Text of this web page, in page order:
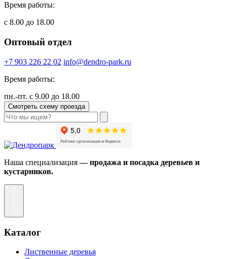
Время работы:
с 8.00 до 18.00
Оптовый отдел
+7 903 226 22 02 info@dendro-park.ru
Время работы:
пн.-пт. с 9.00 до 18.00
Смотреть схему проезда
Наша специализация— продажа и посадка деревьев и
кустарников.
Каталог
Лиственные деревья